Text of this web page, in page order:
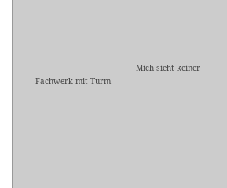
Fachwerk mit Turm
Mich sieht keiner